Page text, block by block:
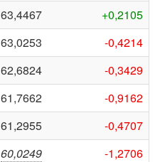
63,4467
+0,2105
63,0253
-0,4214
62,6824
-0,3429
61,7662
-0,9162
61,2955
-0,4707
60,0249
-1,2706